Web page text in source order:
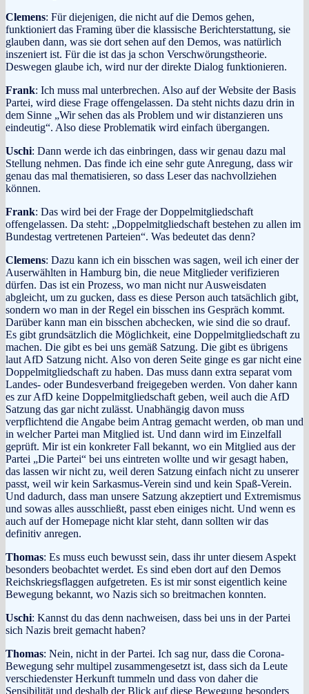
Clemens: Für diejenigen, die nicht auf die Demos gehen,
funktioniert das Framing über die klassische Berichterstattung, sie
glauben dann, was sie dort sehen auf den Demos, was natürlich
inszeniert ist. Für die ist das ja schon Verschwörungstheorie.
Deswegen glaube ich, wird nur der direkte Dialog funktionieren.
Frank: Ich muss mal unterbrechen. Also auf der Website der Basis
Partei, wird diese Frage offengelassen. Da steht nichts dazu drin in
dem Sinne „Wir sehen das als Problem und wir distanzieren uns
eindeutig“. Also diese Problematik wird einfach übergangen.
Uschi: Dann werde ich das einbringen, dass wir genau dazu mal
Stellung nehmen. Das finde ich eine sehr gute Anregung, dass wir
genau das mal thematisieren, so dass Leser das nachvollziehen
können.
Frank: Das wird bei der Frage der Doppelmitgliedschaft
offengelassen. Da steht: „Doppelmitgliedschaft bestehen zu allen im
Bundestag vertretenen Parteien“. Was bedeutet das denn?
Clemens: Dazu kann ich ein bisschen was sagen, weil ich einer der
Auserwählten in Hamburg bin, die neue Mitglieder verifizieren
dürfen. Das ist ein Prozess, wo man nicht nur Ausweisdaten
abgleicht, um zu gucken, dass es diese Person auch tatsächlich gibt,
sondern wo man in der Regel ein bisschen ins Gespräch kommt.
Darüber kann man ein bisschen abchecken, wie sind die so drauf.
Es gibt grundsätzlich die Möglichkeit, eine Doppelmitgliedschaft zu
machen. Die gibt es bei uns gemäß Satzung. Die gibt es übrigens
laut AfD Satzung nicht. Also von deren Seite ginge es gar nicht eine
Doppelmitgliedschaft zu haben. Das muss dann extra separat vom
Landes- oder Bundesverband freigegeben werden. Von daher kann
es zur AfD keine Doppelmitgliedschaft geben, weil auch die AfD
Satzung das gar nicht zulässt. Unabhängig davon muss
verpflichtend die Angabe beim Antrag gemacht werden, ob man und
in welcher Partei man Mitglied ist. Und dann wird im Einzelfall
geprüft. Mir ist ein konkreter Fall bekannt, wo ein Mitglied aus der
Partei „Die Partei“ bei uns eintreten wollte und wir gesagt haben,
das lassen wir nicht zu, weil deren Satzung einfach nicht zu unserer
passt, weil wir kein Sarkasmus-Verein sind und kein Spaß-Verein.
Und dadurch, dass man unsere Satzung akzeptiert und Extremismus
und sowas alles ausschließt, passt eben einiges nicht. Und wenn es
auch auf der Homepage nicht klar steht, dann sollten wir das
definitiv anregen.
Thomas: Es muss euch bewusst sein, dass ihr unter diesem Aspekt
besonders beobachtet werdet. Es sind eben dort auf den Demos
Reichskriegsflaggen aufgetreten. Es ist mir sonst eigentlich keine
Bewegung bekannt, wo Nazis sich so breitmachen konnten.
Uschi: Kannst du das denn nachweisen, dass bei uns in der Partei
sich Nazis breit gemacht haben?
Thomas: Nein, nicht in der Partei. Ich sag nur, dass die Corona-
Bewegung sehr multipel zusammengesetzt ist, dass sich da Leute
verschiedenster Herkunft tummeln und dass von daher die
Sensibilität und deshalb der Blick auf diese Bewegung besonders